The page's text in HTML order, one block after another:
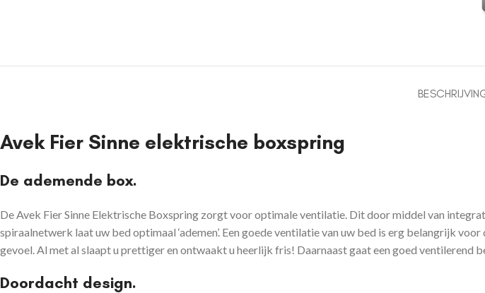
Avek Fier Sinne elektrische boxspring
De ademende box.
De Avek Fier Sinne Elektrische Boxspring zorgt voor optimale ventilatie. Dit door middel van
spiraalnetwerk laat uw bed optimaal ‘ademen’. Een goede ventilatie van uw bed is erg belangrijk
gevoel. Al met al slaapt u prettiger en ontwaakt u heerlijk fris! Daarnaast gaat een goed ventilerend
Doordacht design.